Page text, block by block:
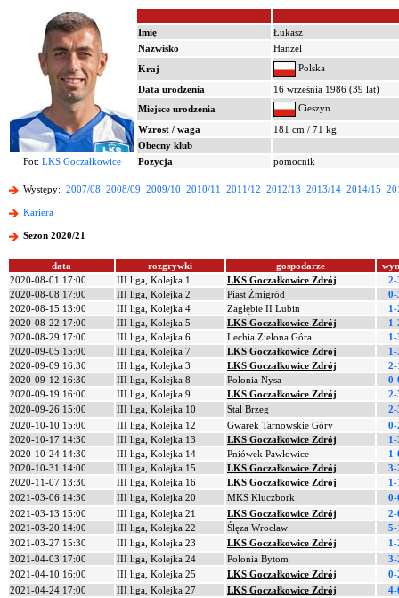
Imię
Łukasz
Nazwisko
Hanzel
Kraj
Polska
Data urodzenia
16 września 1986 (39 lat)
Miejsce urodzenia
Cieszyn
Wzrost / waga
181 cm / 71 kg
Obecny klub
Fot: LKS Goczałkowice Pozycja pomocnik
Występy: 2007/08 2008/09 2009/10 2010/11 2011/12 2012/13 2013/14 2014/15
Kariera
Sezon 2020/21
data rozgrywki gospodarze
2020-08-01 17:00
III liga, Kolejka 1 LKS Goczałkowice Zdrój
2-
2020-08-08 17:00
III liga, Kolejka 2 Piast Żmigród
0-
2020-08-15 13:00
III liga, Kolejka 4 Zagłębie II Lubin
1-
2020-08-22 17:00
III liga, Kolejka 5 LKS Goczałkowice Zdrój
1-
2020-08-29 17:00
III liga, Kolejka 6 Lechia Zielona Góra
1-
2020-09-05 15:00
III liga, Kolejka 7 LKS Goczałkowice Zdrój
1-
2020-09-09 16:30
III liga, Kolejka 3 LKS Goczałkowice Zdrój
2-
2020-09-12 16:30
III liga, Kolejka 8 Polonia Nysa
0-
2020-09-19 16:00
III liga, Kolejka 9 LKS Goczałkowice Zdrój
2-
2020-09-26 15:00
III liga, Kolejka 10 Stal Brzeg
2-
2020-10-10 15:00
III liga, Kolejka 12 Gwarek Tarnowskie Góry
0-
2020-10-17 14:30
III liga, Kolejka 13 LKS Goczałkowice Zdrój
1-
2020-10-24 14:30
III liga, Kolejka 14 Pniówek Pawłowice
1-
2020-10-31 14:00
III liga, Kolejka 15 LKS Goczałkowice Zdrój
3-
2020-11-07 13:30
III liga, Kolejka 16 LKS Goczałkowice Zdrój
1-
2021-03-06 14:30
III liga, Kolejka 20 MKS Kluczbork
0-
2021-03-13 15:00
III liga, Kolejka 21 LKS Goczałkowice Zdrój
2-
2021-03-20 14:00
III liga, Kolejka 22 Ślęza Wrocław
5-
2021-03-27 15:30
III liga, Kolejka 23 LKS Goczałkowice Zdrój
1-
2021-04-03 17:00
III liga, Kolejka 24 Polonia Bytom
3-
2021-04-10 16:00
III liga, Kolejka 25 LKS Goczałkowice Zdrój
0-
2021-04-24 17:00
III liga, Kolejka 27 LKS Goczałkowice Zdrój
4-